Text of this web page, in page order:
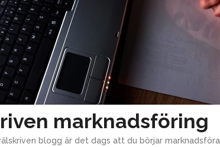
marknadsföring
blogg är det dags att du börjar